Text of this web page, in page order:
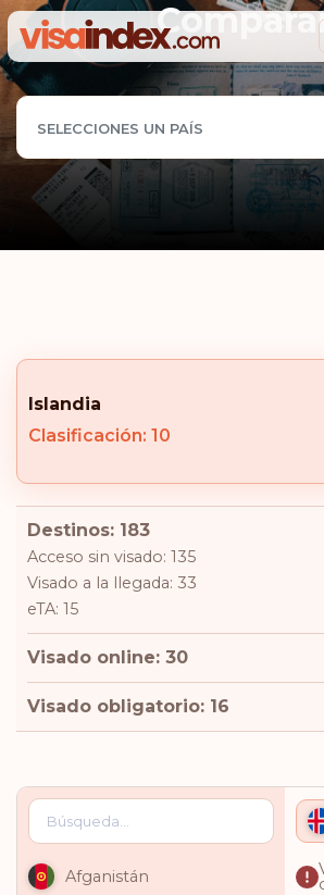
SELECCIONES UN PAÍS
Islandia
Clasificación: 10
Destinos: 183
Acceso sin visado: 135
Visado a la llegada: 33
eTA: 15
Visado online: 30
Visado obligatorio: 16
Afganistán